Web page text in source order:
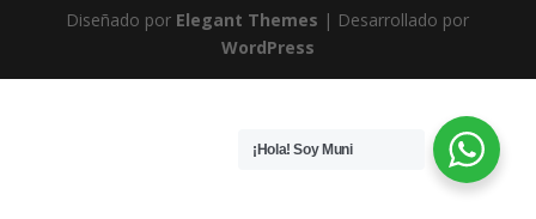
Diseñado por Elegant Themes | Desarrollado por
WordPress
¡Hola! Soy Muni